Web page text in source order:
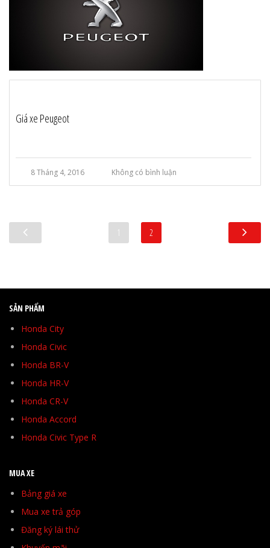
Giá xe Peugeot
8 Tháng 4, 2016 Không có bình luận
1 2
SẢN PHẨM
Honda City
Honda Civic
Honda BR-V
Honda HR-V
Honda CR-V
Honda Accord
Honda Civic Type R
MUA XE
Bảng giá xe
Mua xe trả góp
Đăng ký lái thử